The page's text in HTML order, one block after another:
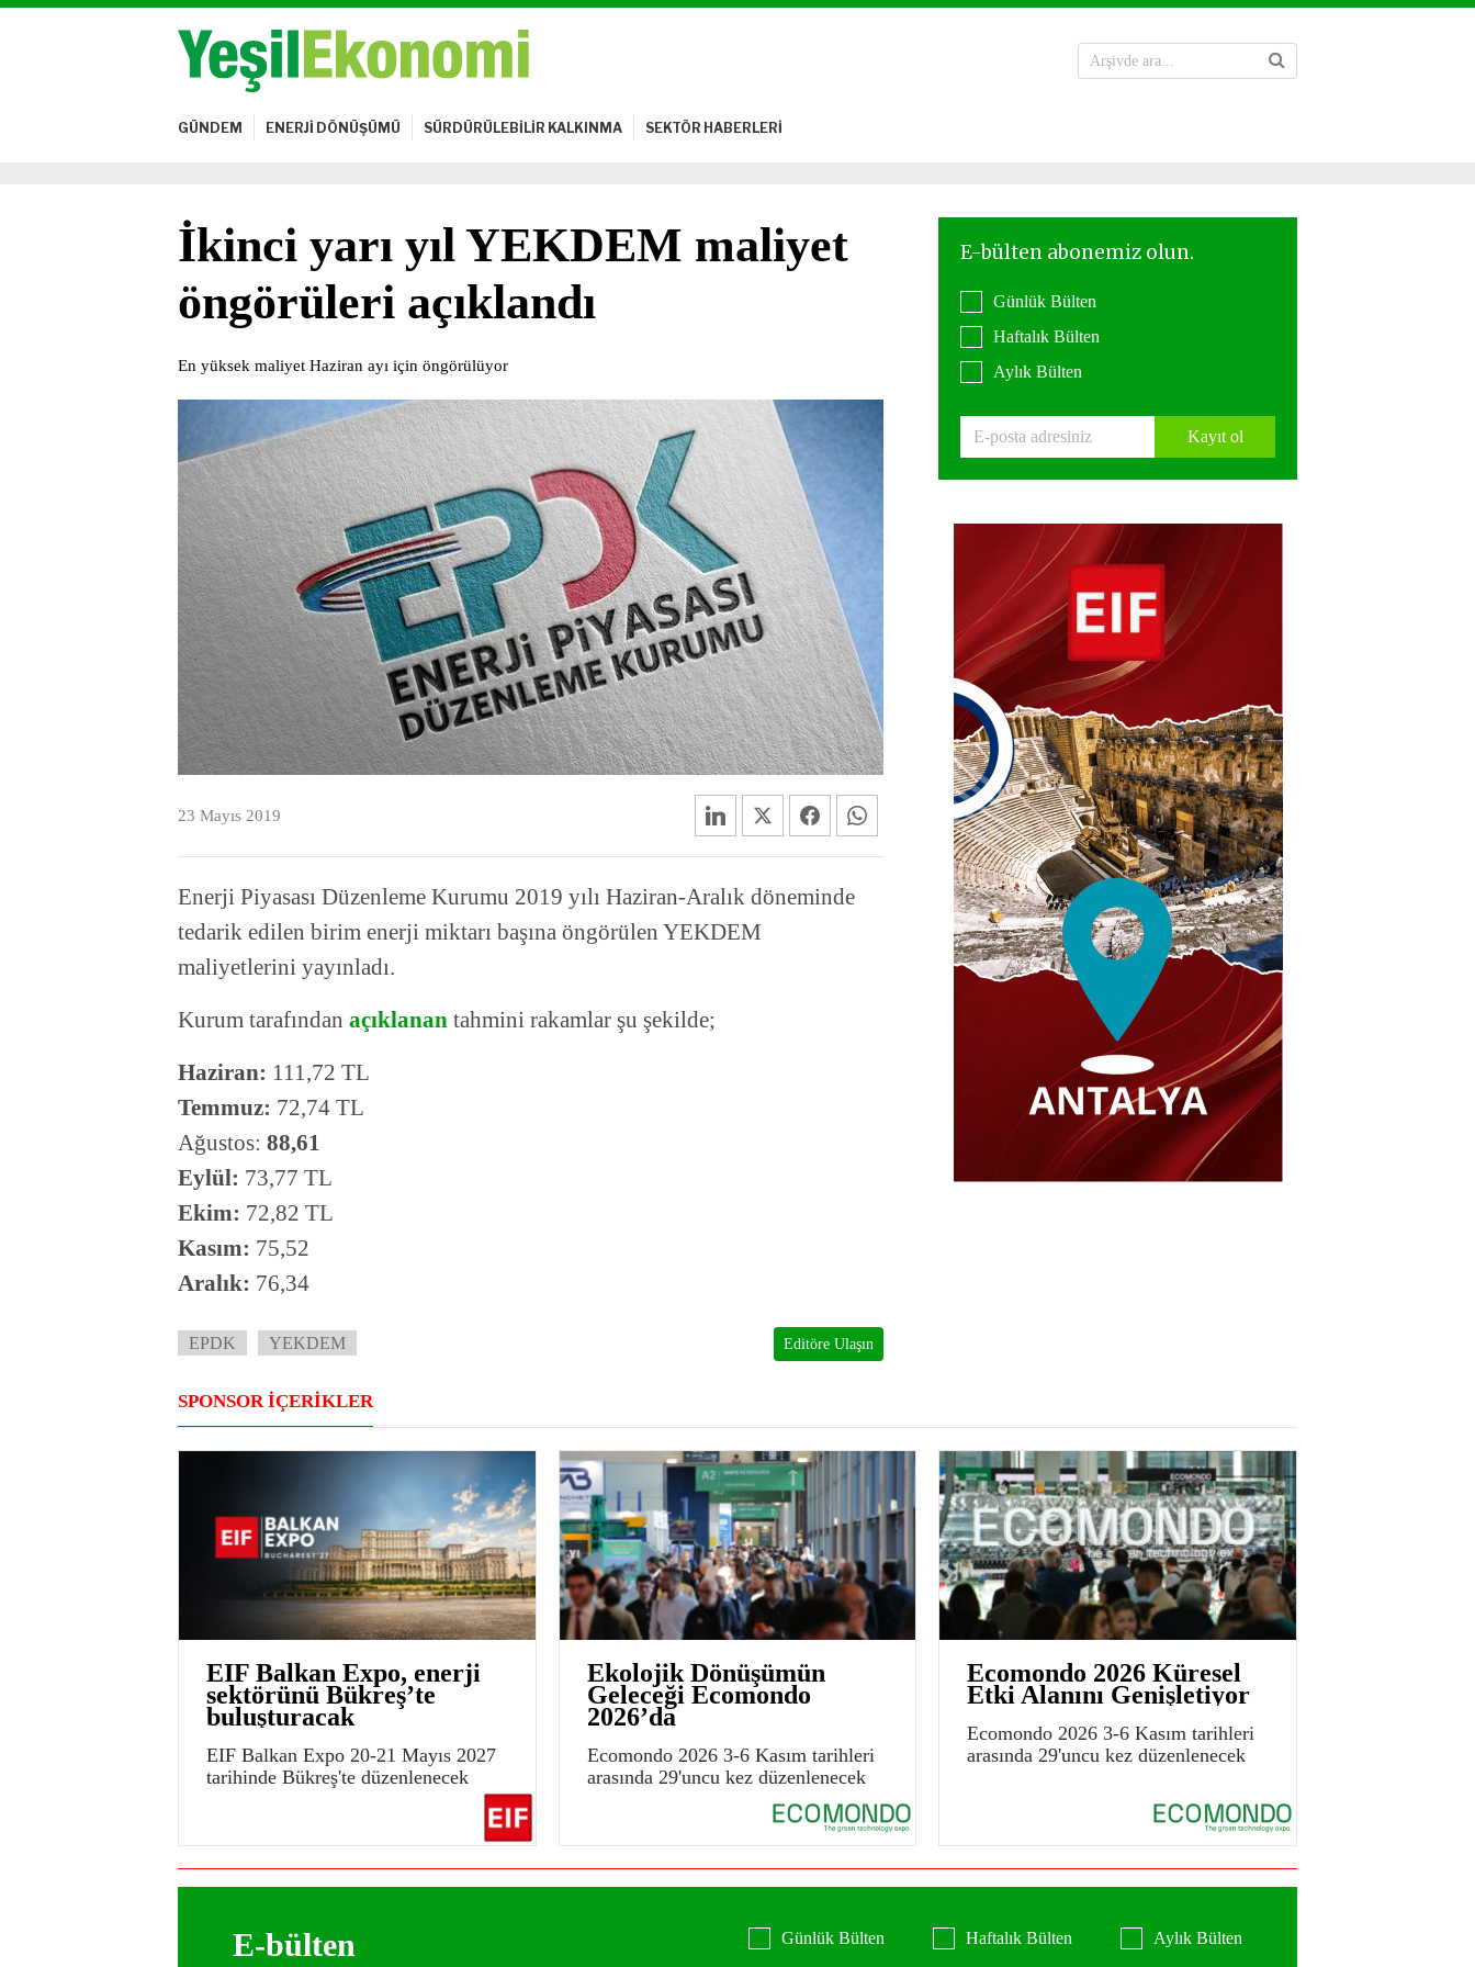
GÜNDEM ENERJİ DÖNÜŞÜMÜ SÜRDÜRÜLEBİLİR KALKINMA SEKTÖR HABERLERİ
İkinci yarı yıl YEKDEM maliyet
öngörüleri açıklandı
En yüksek maliyet Haziran ayı için öngörülüyor
23 Mayıs 2019
Enerji Piyasası Düzenleme Kurumu 2019 yılı Haziran-Aralık döneminde
tedarik edilen birim enerji miktarı başına öngörülen YEKDEM
maliyetlerini yayınladı.
Kurum tarafından açıklanan tahmini rakamlar şu şekilde;
Haziran: 111,72 TL
Temmuz: 72,74 TL
Ağustos: 88,61
Eylül: 73,77 TL
Ekim: 72,82 TL
Kasım: 75,52
Aralık: 76,34
EPDK YEKDEM Editöre Ulaşın
Günlük Bülten
Haftalık Bülten
Aylık Bülten
Kayıt ol
SPONSOR İÇERİKLER
EIF Balkan Expo, enerji
sektörünü Bükreş’te
buluşturacak
EIF Balkan Expo 20-21 Mayıs 2027
tarihinde Bükreş'te düzenlenecek
Ekolojik Dönüşümün
Geleceği Ecomondo
2026’da
Ecomondo 2026 3-6 Kasım tarihleri
arasında 29'uncu kez düzenlenecek
Ecomondo 2026 Küresel
Etki Alanını Genişletiyor
Ecomondo 2026 3-6 Kasım tarihleri
arasında 29'uncu kez düzenlenecek
E-bülten
Günlük Bülten Haftalık Bülten Aylık Bülten